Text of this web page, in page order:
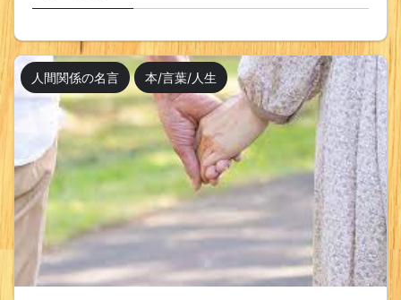
人間関係の名言 本/言葉/人生